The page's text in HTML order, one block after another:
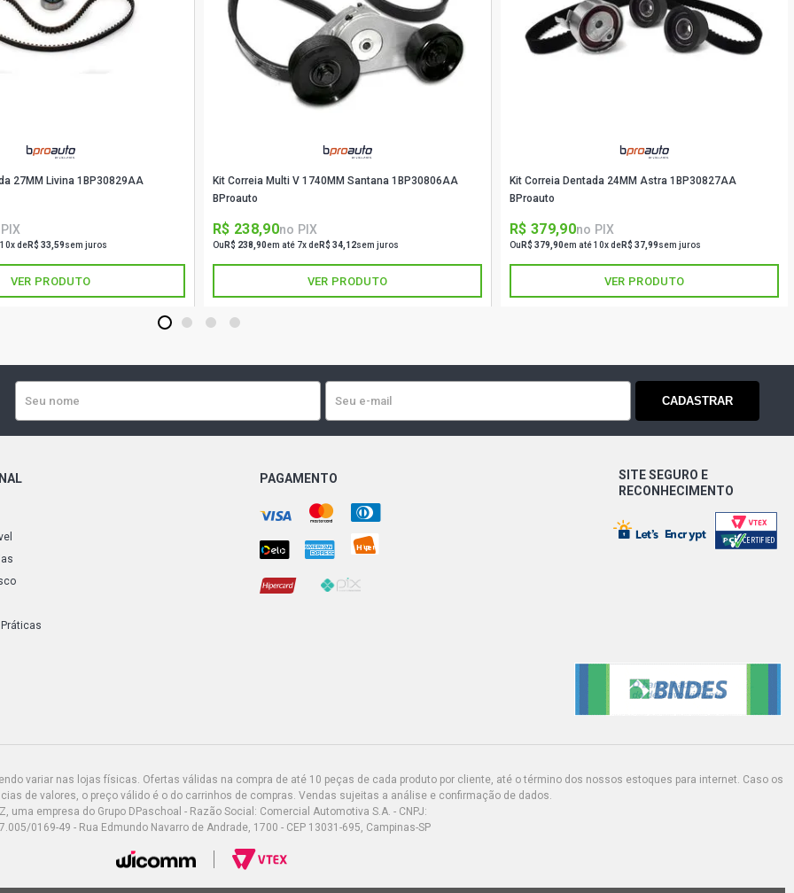
27MM Livina 1BP30829AA
deR$ 33,59sem juros
VER PRODUTO
Kit Correia Multi V 1740MM Santana 1BP30806AA
BProauto
R$ 238,90no PIX
Ou R$ 238,90em até 7x deR$ 34,12sem juros
VER PRODUTO
Kit Correia Dentada 24MM Astra 1BP30827AA
BProauto
R$ 379,90no PIX
Ou R$ 379,90em até 10x deR$ 37,99sem juros
VER PRODUTO
1 2 3 4
CADASTRAR
PAGAMENTO
SITE SEGURO E
RECONHECIMENTO
variar nas lojas físicas. Ofertas válidas na compra de até 10 peças de cada produto por cliente, até o término dos nossos estoques para internet. Caso os
de valores, o preço válido é o do carrinhos de compras. Vendas sujeitas a análise e confirmação de dados.
uma empresa do Grupo DPaschoal - Razão Social: Comercial Automotiva S.A. - CNPJ:
0169-49 - Rua Edmundo Navarro de Andrade, 1700 - CEP 13031-695, Campinas-SP